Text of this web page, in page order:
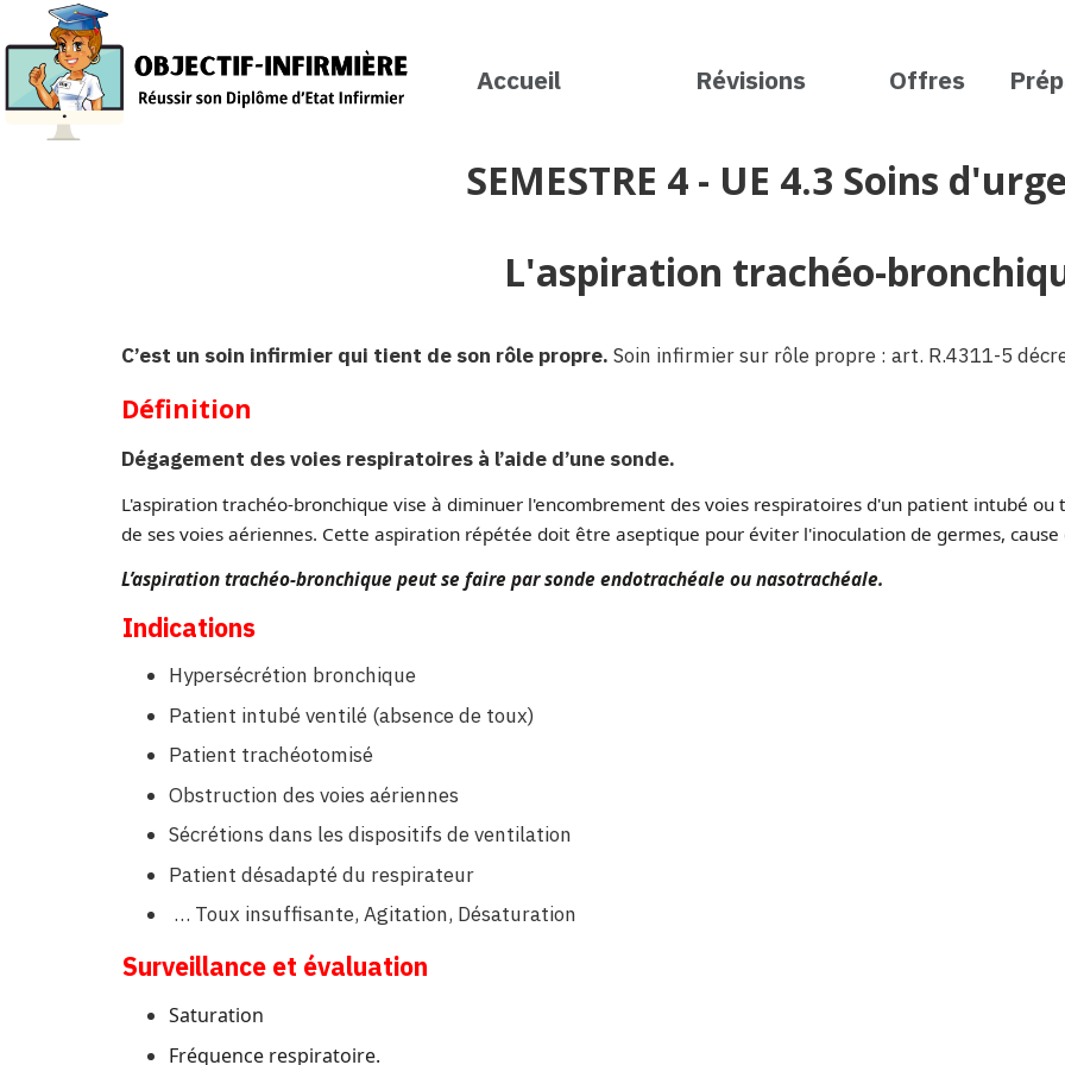
Accueil Révisions Offres
SEMESTRE 4 - UE 4.3 Soins
L'aspiration trachéo-
C’est un soin infirmier qui tient de son rôle propre. Soin infirmier sur rôle propre : art. R.4311-5
Définition
Dégagement des voies respiratoires à l’aide d’une sonde.
L'aspiration trachéo-bronchique vise à diminuer l'encombrement des voies respiratoires d'un patient intubé
de ses voies aériennes. Cette aspiration répétée doit être aseptique pour éviter l'inoculation de germes,
L’aspiration trachéo-bronchique peut se faire par sonde endotrachéale ou nasotrachéale.
Indications
Hypersécrétion bronchique
Patient intubé ventilé (absence de toux)
Patient trachéotomisé
Obstruction des voies aériennes
Sécrétions dans les dispositifs de ventilation
Patient désadapté du respirateur
… Toux insuffisante, Agitation, Désaturation
Surveillance et évaluation
Saturation
Fréquence respiratoire.